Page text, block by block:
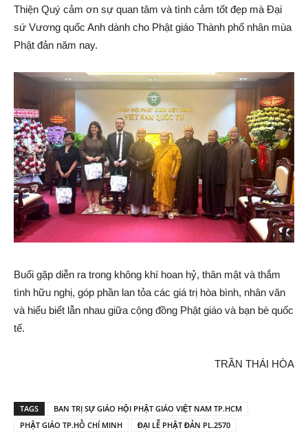
Thiện Quý cảm ơn sự quan tâm và tình cảm tốt đẹp mà Đại
sứ Vương quốc Anh dành cho Phật giáo Thành phố nhân mùa
Phật đản năm nay.
Buổi gặp diễn ra trong không khí hoan hỷ, thân mật và thắm
tình hữu nghị, góp phần lan tỏa các giá trị hòa bình, nhân văn
và hiểu biết lẫn nhau giữa cộng đồng Phật giáo và bạn bè quốc
tế.
TRẦN THÁI HÒA
TAGS
BAN TRỊ SỰ GIÁO HỘI PHẬT GIÁO VIỆT NAM TP.HCM
PHẬT GIÁO TP.HỒ CHÍ MINH
ĐẠI LỄ PHẬT ĐẢN PL.2570